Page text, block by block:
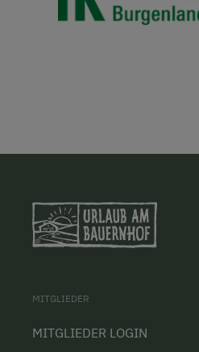
MITGLIEDER
MITGLIEDER LOGIN